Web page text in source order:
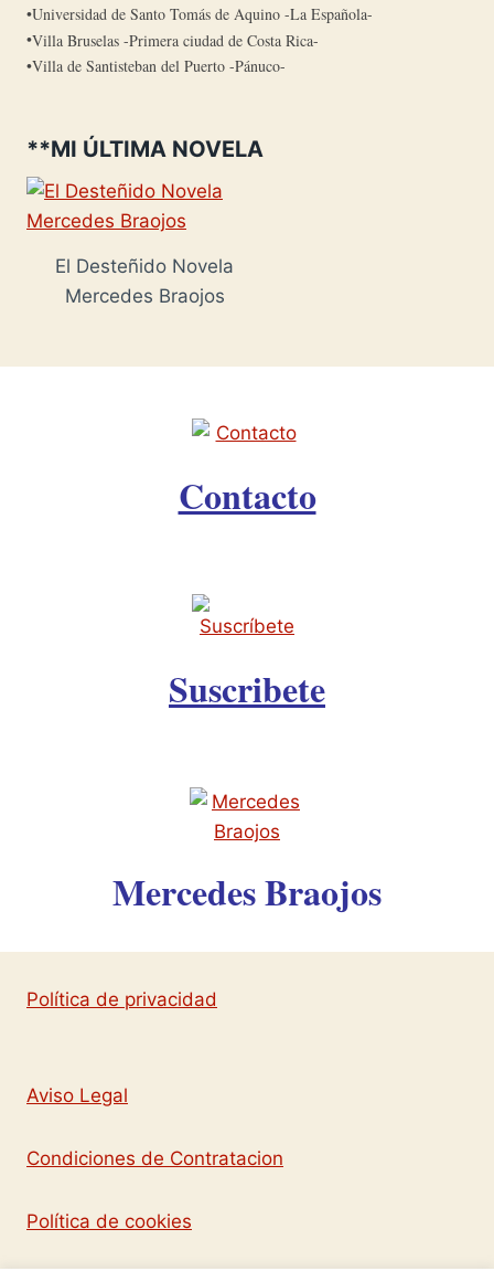
Universidad de Santo Tomás de Aquino -La Española-
Villa Bruselas -Primera ciudad de Costa Rica-
Villa de Santisteban del Puerto -Pánuco-
**MI ÚLTIMA NOVELA
El Desteñido Novela
Mercedes Braojos
Contacto
Suscribete
Mercedes Braojos
Política de privacidad
Aviso Legal
Condiciones de Contratacion
Política de cookies